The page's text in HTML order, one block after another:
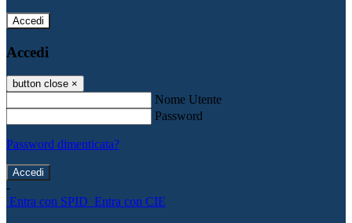
Accedi
Accedi
button close ×
Nome Utente
Password
Password dimenticata?
-
Entra con SPID Entra con CIE